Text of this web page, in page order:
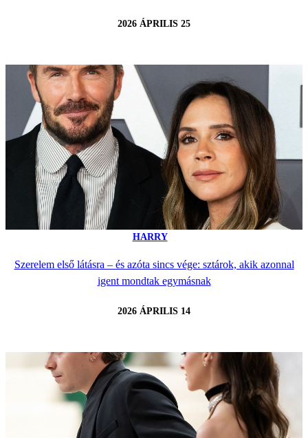
2026 ÁPRILIS 25
HARRY
Szerelem első látásra – és azóta sincs vége: sztárok, akik azonnal
igent mondtak egymásnak
2026 ÁPRILIS 14